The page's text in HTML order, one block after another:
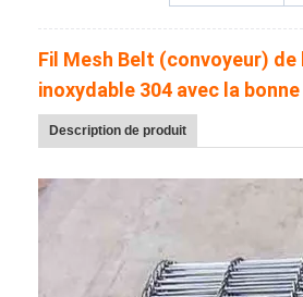
Ceinture en spirale de congélateur
Oven Conveyor Belt
Fil Mesh Belt (convoyeur) de
inoxydable 304 avec la
Description de produit